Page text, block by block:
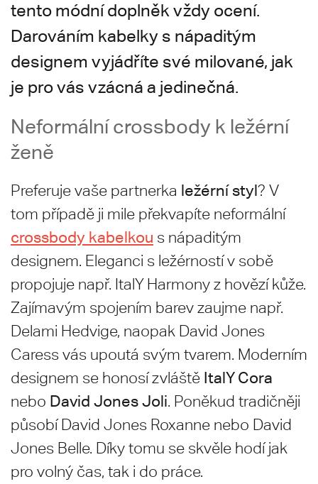
tento módní doplněk vždy ocení.
Darováním kabelky s nápaditým
designem vyjádříte své milované, jak
je pro vás vzácná a jedinečná.
Neformální crossbody k ležérní
ženě
Preferuje vaše partnerka ležérní styl? V
tom případě ji mile překvapíte neformální
crossbody kabelkou s nápaditým
designem. Eleganci s ležérností v sobě
propojuje např. ItalY Harmony z hovězí kůže.
Zajímavým spojením barev zaujme např.
Delami Hedvige, naopak David Jones
Caress vás upoutá svým tvarem. Moderním
designem se honosí zvláště ItalY Cora
nebo David Jones Joli. Poněkud tradičněji
působí David Jones Roxanne nebo David
Jones Belle. Díky tomu se skvěle hodí jak
pro volný čas, tak i do práce.